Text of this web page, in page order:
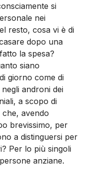
si
nei
resto, cosa vi è di
dopo una
la spesa?
siano
giorno come di
androni dei
a scopo di
avendo
brevissimo, per
a distinguersi per
Per lo più singoli
anziane.